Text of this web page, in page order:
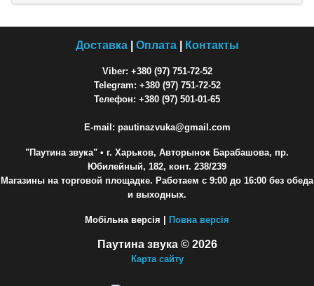
Доставка| Оплата| Контакты
Viber: +380 (97) 751-72-52
Telegram: +380 (97) 751-72-52
Телефон: +380 (97) 501-01-65
E-mail: pautinazvuka@gmail.com
"Паутина звука" • г. Харьков, Авторынок Барабашова, пр.
Юбилейный, 182, конт. 238/239
Магазины на торговой площадке. Работаем с 9:00 до 16:00 без обеда
и выходных.
Мобільна версія | Повна версія
Паутина звука © 2026
Карта сайту